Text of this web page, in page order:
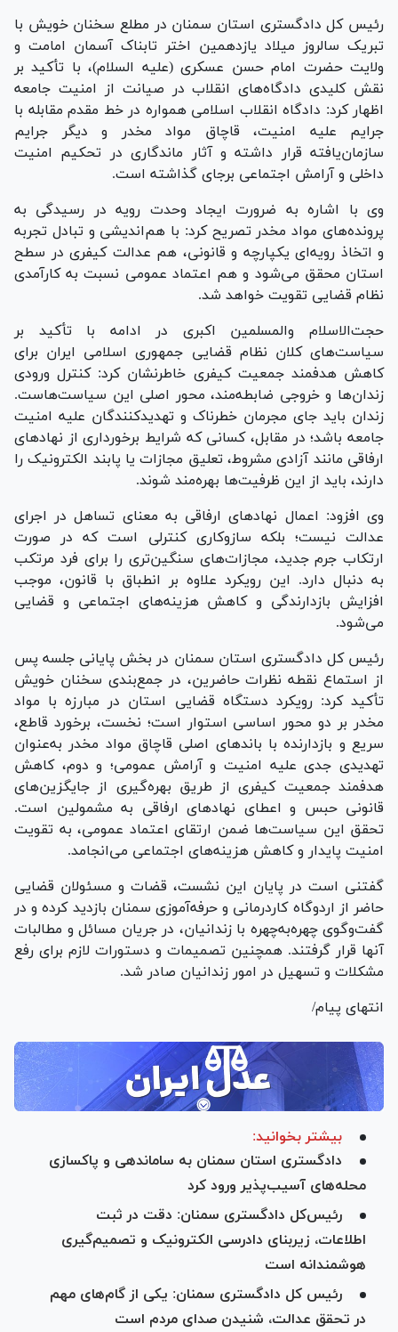
رئیس کل دادگستری استان سمنان در مطلع سخنان خویش با
تبریک سالروز میلاد یازدهمین اختر تابناک آسمان امامت و
ولایت حضرت امام حسن عسکری (علیه السلام)، با تأکید بر
نقش کلیدی دادگاه‌های انقلاب در صیانت از امنیت جامعه
اظهار کرد: دادگاه انقلاب اسلامی همواره در خط مقدم مقابله با
جرایم علیه امنیت، قاچاق مواد مخدر و دیگر جرایم
سازمان‌یافته قرار داشته و آثار ماندگاری در تحکیم امنیت
داخلی و آرامش اجتماعی برجای گذاشته است.
وی با اشاره به ضرورت ایجاد وحدت رویه در رسیدگی به
پرونده‌های مواد مخدر تصریح کرد: با هم‌اندیشی و تبادل تجربه
و اتخاذ رویه‌ای یکپارچه و قانونی، هم عدالت کیفری در سطح
استان محقق می‌شود و هم اعتماد عمومی نسبت به کارآمدی
نظام قضایی تقویت خواهد شد.
حجت‌الاسلام والمسلمین اکبری در ادامه با تأکید بر
سیاست‌های کلان نظام قضایی جمهوری اسلامی ایران برای
کاهش هدفمند جمعیت کیفری خاطرنشان کرد: کنترل ورودی
زندان‌ها و خروجی ضابطه‌مند، محور اصلی این سیاست‌هاست.
زندان باید جای مجرمان خطرناک و تهدیدکنندگان علیه امنیت
جامعه باشد؛ در مقابل، کسانی که شرایط برخورداری از نهاد‌های
ارفاقی مانند آزادی مشروط، تعلیق مجازات یا پابند الکترونیک را
دارند، باید از این ظرفیت‌ها بهره‌مند شوند.
وی افزود: اعمال نهاد‌های ارفاقی به معنای تساهل در اجرای
عدالت نیست؛ بلکه سازوکاری کنترلی است که در صورت
ارتکاب جرم جدید، مجازات‌های سنگین‌تری را برای فرد مرتکب
به دنبال دارد. این رویکرد علاوه بر انطباق با قانون، موجب
افزایش بازدارندگی و کاهش هزینه‌های اجتماعی و قضایی
می‌شود.
رئیس کل دادگستری استان سمنان در بخش پایانی جلسه پس
از استماع نقطه نظرات حاضرین، در جمع‌بندی سخنان خویش
تأکید کرد: رویکرد دستگاه قضایی استان در مبارزه با مواد
مخدر بر دو محور اساسی استوار است؛ نخست، برخورد قاطع،
سریع و بازدارنده با باند‌های اصلی قاچاق مواد مخدر به‌عنوان
تهدیدی جدی علیه امنیت و آرامش عمومی؛ و دوم، کاهش
هدفمند جمعیت کیفری از طریق بهره‌گیری از جایگزین‌های
قانونی حبس و اعطای نهاد‌های ارفاقی به مشمولین است.
تحقق این سیاست‌ها ضمن ارتقای اعتماد عمومی، به تقویت
امنیت پایدار و کاهش هزینه‌های اجتماعی می‌انجامد.
گفتنی است در پایان این نشست، قضات و مسئولان قضایی
حاضر از اردوگاه کاردرمانی و حرفه‌آموزی سمنان بازدید کرده و در
گفت‌وگوی چهره‌به‌چهره با زندانیان، در جریان مسائل و مطالبات
آنها قرار گرفتند. همچنین تصمیمات و دستورات لازم برای رفع
مشکلات و تسهیل در امور زندانیان صادر شد.
انتهای پیام/
بیشتر بخوانید:
دادگستری استان سمنان به ساماندهی و پاکسازی
محله‌های آسیب‌پذیر ورود کرد
رئیس‌کل دادگستری سمنان: دقت در ثبت
اطلاعات، زیربنای دادرسی الکترونیک و تصمیم‌گیری
هوشمندانه است
رئیس کل دادگستری سمنان: یکی از گام‌های مهم
در تحقق عدالت، شنیدن صدای مردم است